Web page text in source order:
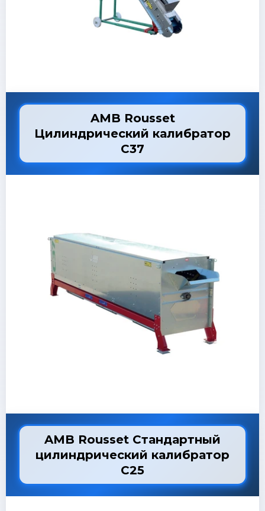
AMB Rousset
Цилиндрический калибратор
C37
AMB Rousset Стандартный
цилиндрический калибратор
C25